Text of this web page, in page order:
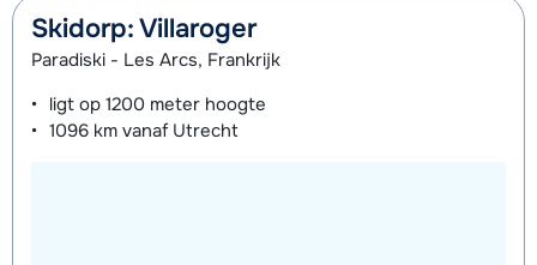
Skidorp: Villaroger
Paradiski - Les Arcs, Frankrijk
ligt op 1200 meter hoogte
1096 km vanaf Utrecht